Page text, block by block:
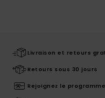
Livraison et retours
Retours sous 30 jours
Rejoignez le